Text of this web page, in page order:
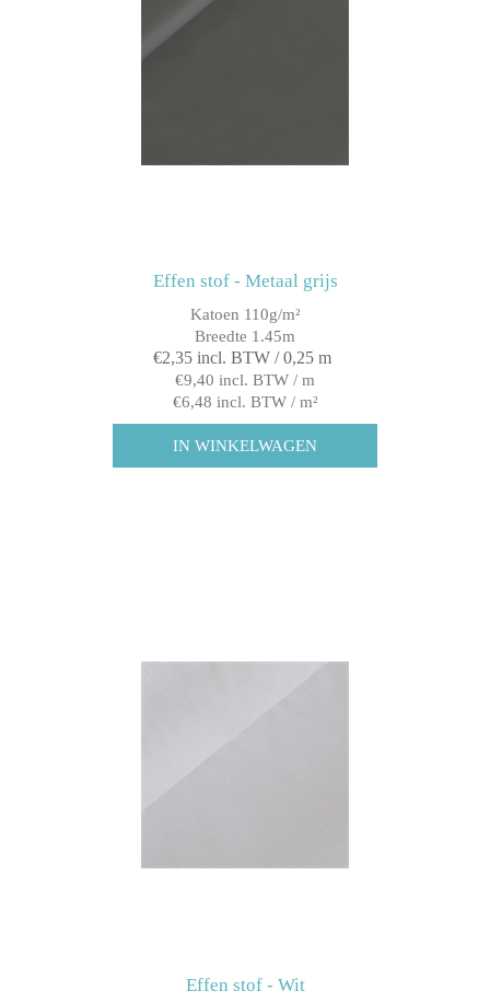
Effen stof - Metaal grijs
Katoen 110g/m²
Breedte 1.45m
€2,35 incl. BTW / 0,25 m
€9,40 incl. BTW / m
€6,48 incl. BTW / m²
Effen stof - Wit